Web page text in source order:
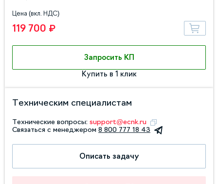
Цена (вкл. НДС)
119 700 ₽
Запросить КП
Купить в 1 клик
Техническим специалистам
Технические вопросы: support@ecnk.ru
Связаться с менеджером 8 800 777 18 43
Описать задачу